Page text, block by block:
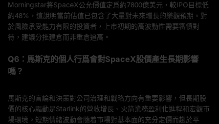
Morningstar將SpaceX公允價值定爲約7800億美元，較IPO目標低
約48%，這說明當前估值已包含了大量對未來增長的樂觀預期。對
於風險承受能力有限的投資者，上市初期的高波動性需要審慎對
待，建議分批建倉而非重倉追高。
Q6：馬斯克的個人行爲會對SpaceX股價產生長期影響
嗎？
馬斯克的言論和決策對公司治理和戰略方向有重要影響，但長期股
價的核心驅動是Starlink的營收增長、火箭業務盈利化進程和宏觀市
場環境。短期情緒波動會隨着市場對基本面的充分定價而趨於平